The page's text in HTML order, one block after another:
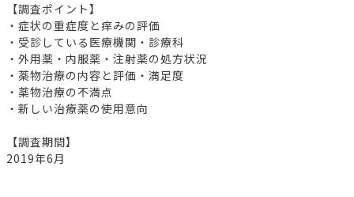
【調査ポイント】
・症状の重症度と痒みの評価
・受診している医療機関・診療科
・外用薬・内服薬・注射薬の処方状況
・薬物治療の内容と評価・満足度
・薬物治療の不満点
・新しい治療薬の使用意向
【調査期間】
2019年6月